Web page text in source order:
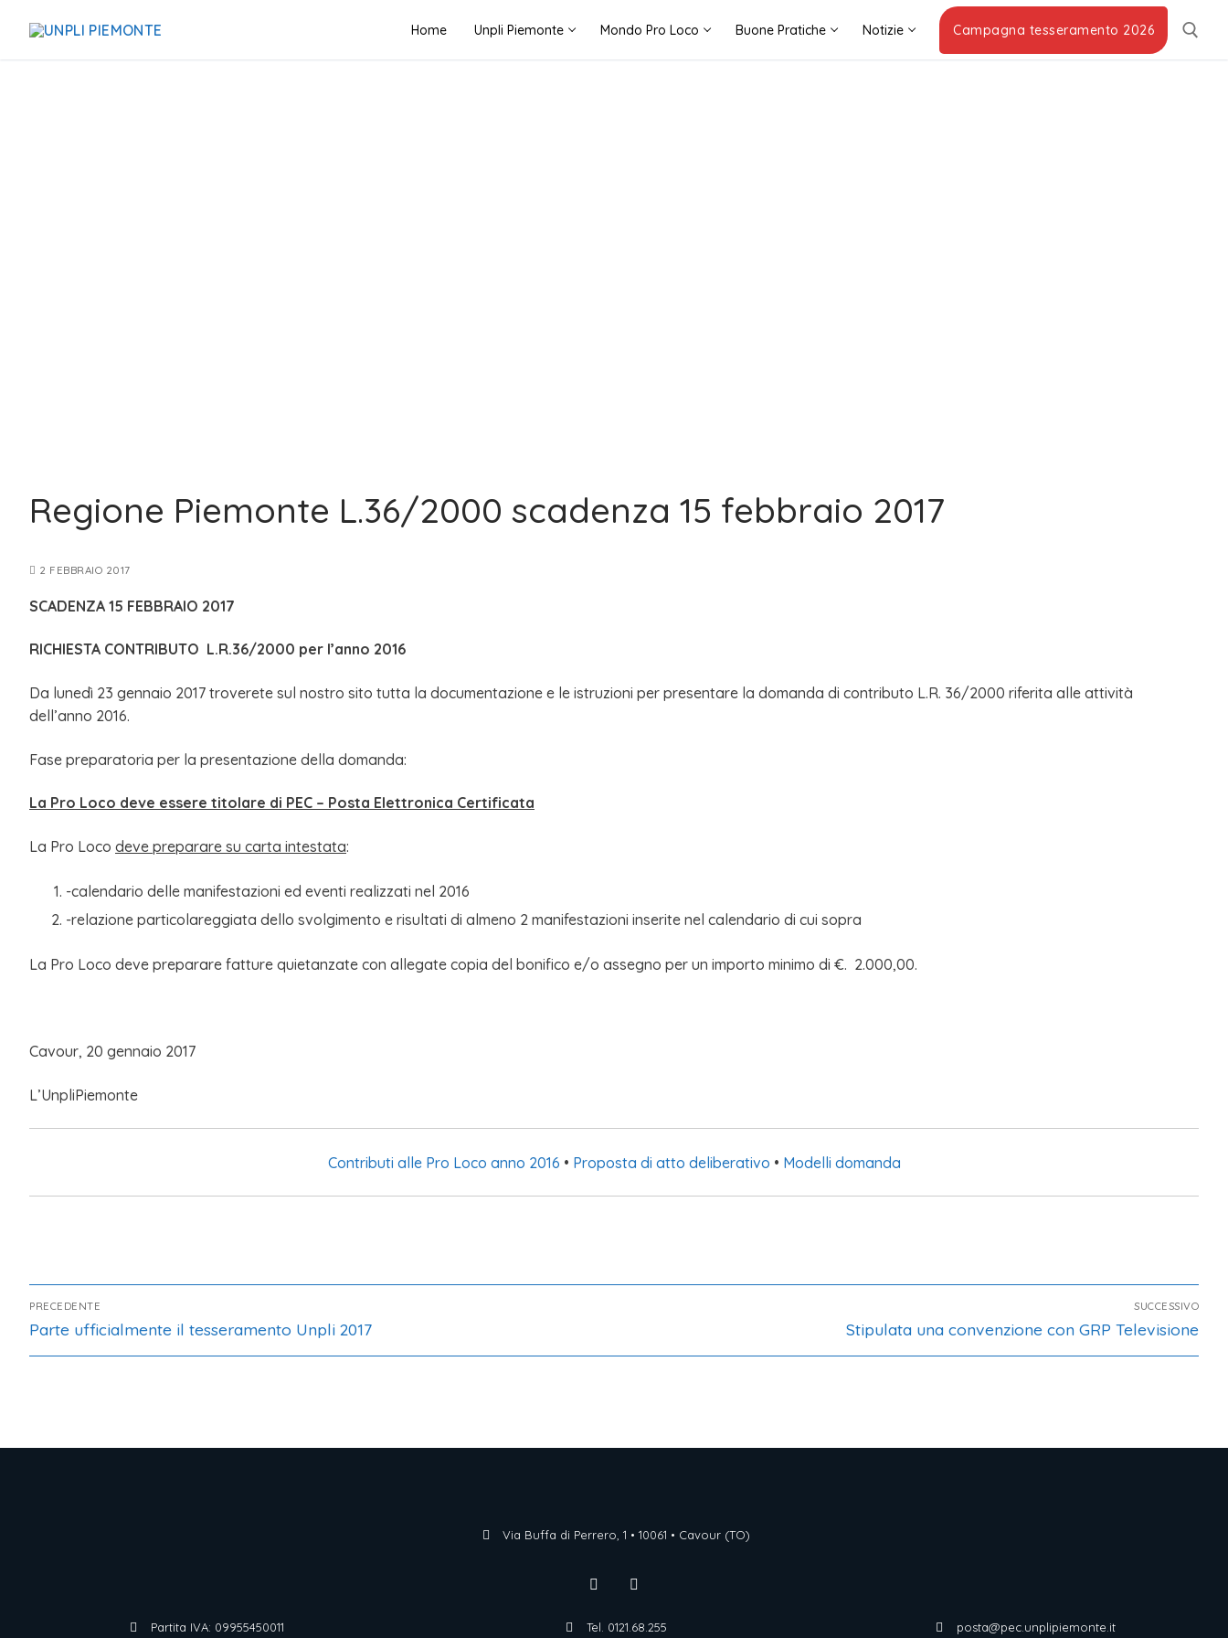
Home Unpli Piemonte Mondo Pro Loco Buone Pratiche Notizie Campagna tesseramento 2026
Regione Piemonte L.36/2000 scadenza 15 febbraio 2017
2 FEBBRAIO 2017
SCADENZA 15 FEBBRAIO 2017
RICHIESTA CONTRIBUTO L.R.36/2000 per l’anno 2016
Da lunedì 23 gennaio 2017 troverete sul nostro sito tutta la documentazione e le istruzioni per presentare la domanda di contributo L.R. 36/2000 riferita alle attività
dell’anno 2016.
Fase preparatoria per la presentazione della domanda:
La Pro Loco deve essere titolare di PEC – Posta Elettronica Certificata
La Pro Loco deve preparare su carta intestata:
-calendario delle manifestazioni ed eventi realizzati nel 2016
-relazione particolareggiata dello svolgimento e risultati di almeno 2 manifestazioni inserite nel calendario di cui sopra
La Pro Loco deve preparare fatture quietanzate con allegate copia del bonifico e/o assegno per un importo minimo di €. 2.000,00.
Cavour, 20 gennaio 2017
L’UnpliPiemonte
Contributi alle Pro Loco anno 2016 • Proposta di atto deliberativo • Modelli domanda
PRECEDENTE
Parte ufficialmente il tesseramento Unpli 2017
SUCCESSIVO
Stipulata una convenzione con GRP Televisione
Via Buffa di Perrero, 1 • 10061 • Cavour (TO)
Partita IVA: 09955450011 Tel. 0121.68.255 posta@pec.unplipiemonte.it